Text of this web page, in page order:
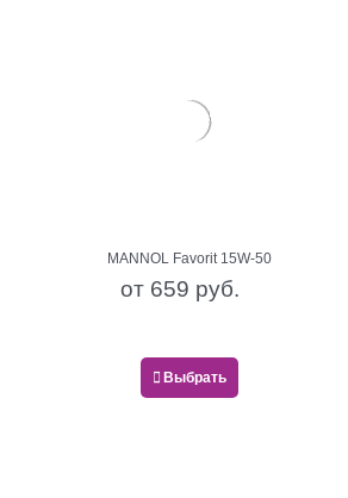
MANNOL Favorit 15W-50
от 659 руб.
Выбрать